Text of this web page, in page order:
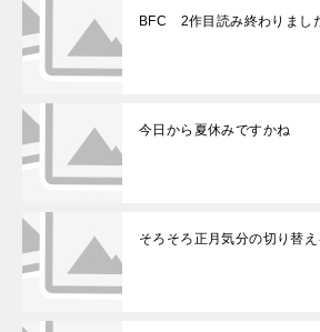
BFC 2作目読み終わりまし
今日から夏休みですかね
そろそろ正月気分の切り替え